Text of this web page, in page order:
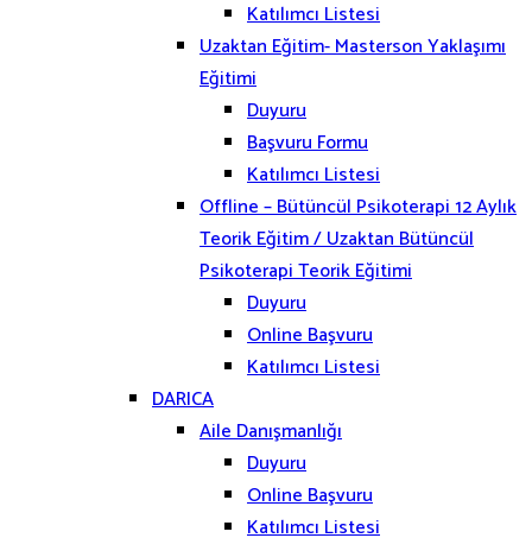
Katılımcı Listesi
Uzaktan Eğitim- Masterson Yaklaşımı
Eğitimi
Duyuru
Başvuru Formu
Katılımcı Listesi
Offline – Bütüncül Psikoterapi 12 Aylık
Teorik Eğitim / Uzaktan Bütüncül
Psikoterapi Teorik Eğitimi
Duyuru
Online Başvuru
Katılımcı Listesi
DARICA
Aile Danışmanlığı
Duyuru
Online Başvuru
Katılımcı Listesi